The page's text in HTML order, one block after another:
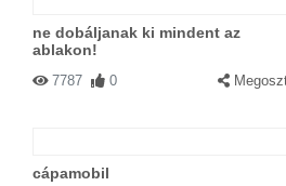
ne dobáljanak ki mindent az
ablakon!
7787 0
cápamobil